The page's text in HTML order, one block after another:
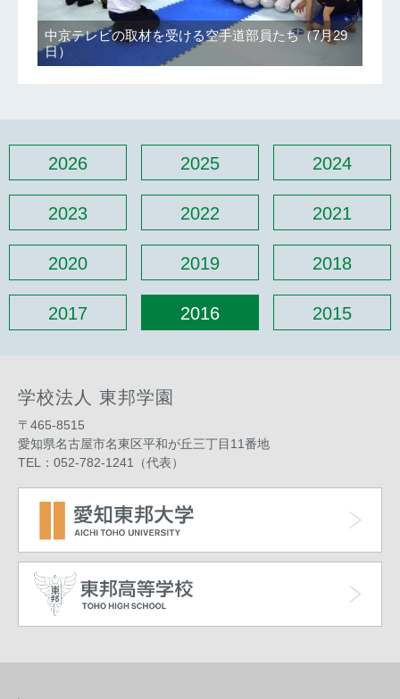
中京テレビの取材を受ける空手道部員たち（7月29
日）
2026 2025 2024
2023 2022 2021
2020 2019 2018
2017 2016 2015
学校法人 東邦学園
〒465-8515
愛知県名古屋市名東区平和が丘三丁目11番地
TEL：052-782-1241（代表）